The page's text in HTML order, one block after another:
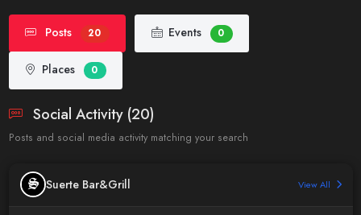
Posts 20 Events 0
Places 0
Social Activity (20)
Posts and social media activity matching your search
Suerte Bar&Grill View All